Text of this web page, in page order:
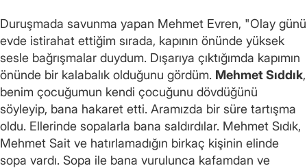
Duruşmada savunma yapan Mehmet Evren, "Olay günü
evde istirahat ettiğim sırada, kapının önünde yüksek
sesle bağrışmalar duydum. Dışarıya çıktığımda kapımın
önünde bir kalabalık olduğunu gördüm. Mehmet Sıddık,
benim çocuğumun kendi çocuğunu dövdüğünü
söyleyip, bana hakaret etti. Aramızda bir süre tartışma
oldu. Ellerinde sopalarla bana saldırdılar. Mehmet Sıdık,
Mehmet Sait ve hatırlamadığın birkaç kişinin elinde
sopa vardı. Sopa ile bana vurulunca kafamdan ve